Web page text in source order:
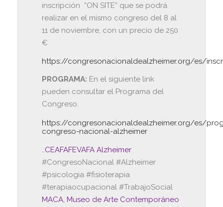
inscripción “ON SITE” que se podrá
realizar en el mismo congreso del 8 al
11 de noviembre, con un precio de 250
€
https://congresonacionaldealzheimer.org/es/
PROGRAMA: En el siguiente link
pueden consultar el Programa del
Congreso.
https://congresonacionaldealzheimer.org/es/
congreso-nacional-alzheimer
..CEAFAFEVAFA Alzheimer
#CongresoNacional #Alzheimer
#psicologia #fisioterapia
#terapiaocupacional #TrabajoSocial
MACA, Museo de Arte Contemporáneo